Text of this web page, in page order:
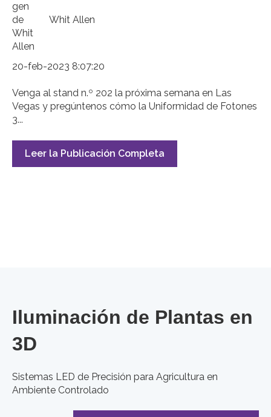
Whit Allen
20-feb-2023 8:07:20
Venga al stand n.º 202 la próxima semana en Las
Vegas y pregúntenos cómo la Uniformidad de Fotones
3...
Leer la Publicación Completa
Iluminación de Plantas en
3D
Sistemas LED de Precisión para Agricultura en
Ambiente Controlado